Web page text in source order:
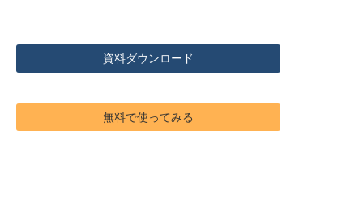
資料ダウンロード
無料で使ってみる